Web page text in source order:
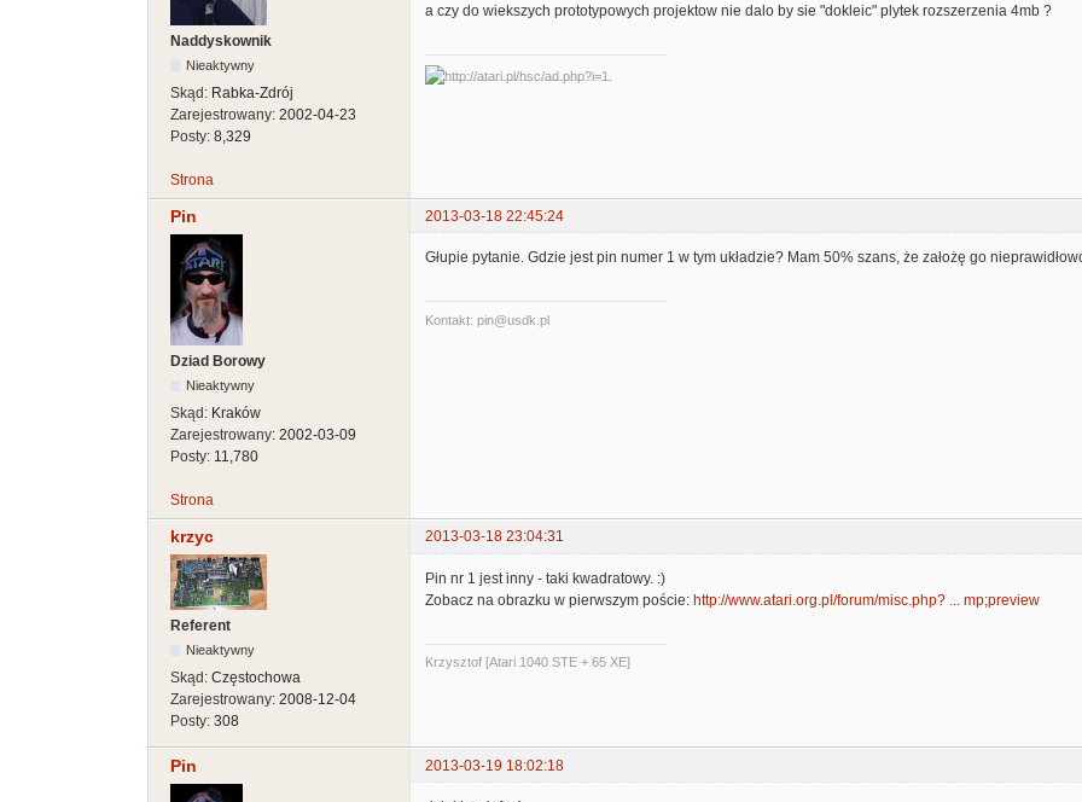
Naddyskownik
Nieaktywny
Skąd: Rabka-Zdrój
Zarejestrowany: 2002-04-23
Posty: 8,329
a czy do wiekszych prototypowych projektow nie dalo by sie "dokleic" plytek rozszerzenia 4mb ?
Strona
Pin 2013-03-18 22:45:24
Dziad Borowy
Nieaktywny
Skąd: Kraków
Zarejestrowany: 2002-03-09
Posty: 11,780
Głupie pytanie. Gdzie jest pin numer 1 w tym układzie? Mam 50% szans, że założę go
Kontakt: pin@usdk.pl
Strona
krzyc 2013-03-18 23:04:31
Referent
Nieaktywny
Skąd: Częstochowa
Zarejestrowany: 2008-12-04
Posty: 308
Pin nr 1 jest inny - taki kwadratowy. :)
Zobacz na obrazku w pierwszym poście: http://www.atari.org.pl/forum/misc.php? ... mp;preview
Krzysztof [Atari 1040 STE + 65 XE]
Pin 2013-03-19 18:02:18